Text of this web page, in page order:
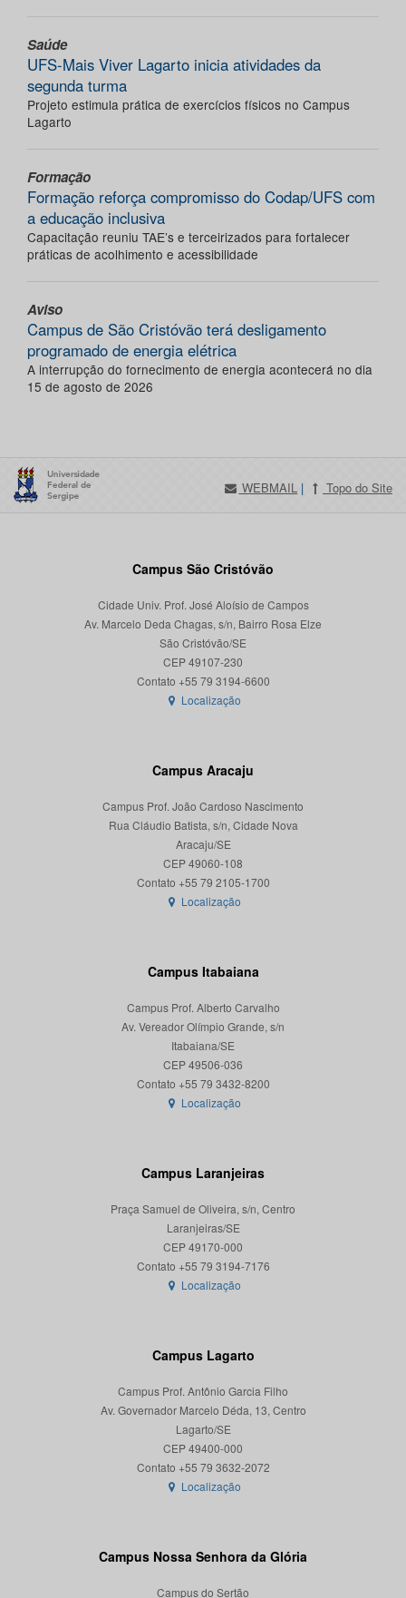
Saúde
UFS-Mais Viver Lagarto inicia atividades da
segunda turma
Projeto estimula prática de exercícios físicos no Campus
Lagarto
Formação
Formação reforça compromisso do Codap/UFS com
a educação inclusiva
Capacitação reuniu TAE’s e terceirizados para fortalecer
práticas de acolhimento e acessibilidade
Aviso
Campus de São Cristóvão terá desligamento
programado de energia elétrica
A interrupção do fornecimento de energia acontecerá no dia
15 de agosto de 2026
WEBMAIL | Topo do Site
Campus São Cristóvão
Cidade Univ. Prof. José Aloísio de Campos
Av. Marcelo Deda Chagas, s/n, Bairro Rosa Elze
São Cristóvão/SE
CEP 49107-230
Localização
Campus Aracaju
Campus Prof. João Cardoso Nascimento
Rua Cláudio Batista, s/n, Cidade Nova
Aracaju/SE
CEP 49060-108
Localização
Campus Itabaiana
Campus Prof. Alberto Carvalho
Av. Vereador Olímpio Grande, s/n
Itabaiana/SE
CEP 49506-036
Localização
Campus Laranjeiras
Praça Samuel de Oliveira, s/n, Centro
Laranjeiras/SE
CEP 49170-000
Localização
Campus Lagarto
Campus Prof. Antônio Garcia Filho
Av. Governador Marcelo Déda, 13, Centro
Lagarto/SE
CEP 49400-000
Localização
Campus Nossa Senhora da Glória
Campus do Sertão